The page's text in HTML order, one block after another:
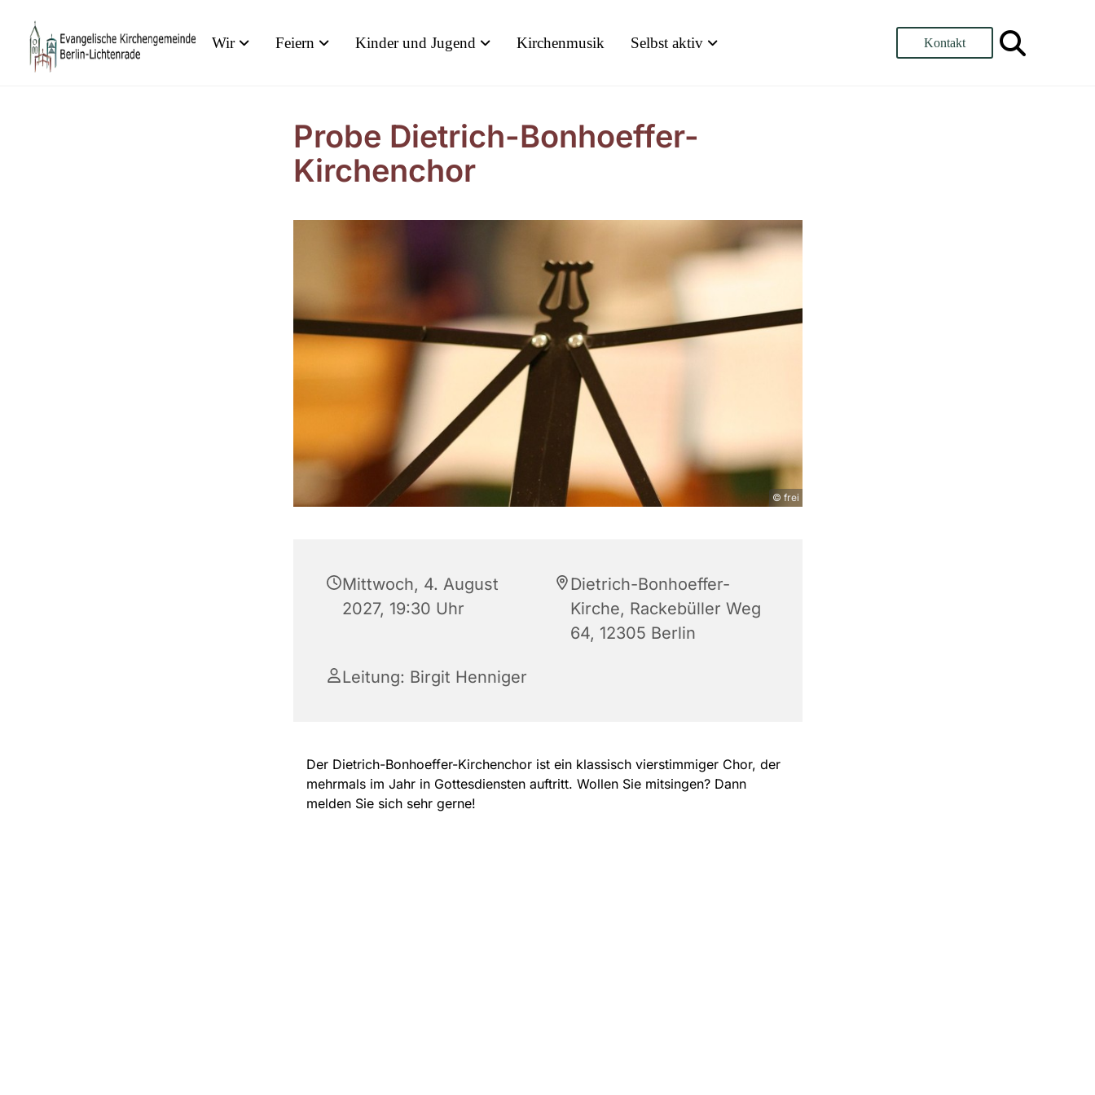
Wir Feiern Kinder und Jugend Kirchenmusik Selbst aktiv Kontakt
Probe Dietrich-Bonhoeffer-
Kirchenchor
© frei
Mittwoch, 4. August
2027, 19:30 Uhr
Dietrich-Bonhoeffer-
Kirche, Rackebüller Weg
64, 12305 Berlin
Leitung: Birgit Henniger
Der Dietrich-Bonhoeffer-Kirchenchor ist ein klassisch vierstimmiger Chor, der
mehrmals im Jahr in Gottesdiensten auftritt. Wollen Sie mitsingen? Dann
melden Sie sich sehr gerne!